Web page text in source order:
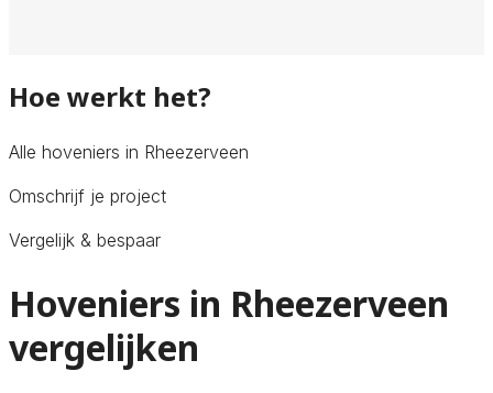
Hoe werkt het?
Alle hoveniers in Rheezerveen
Omschrijf je project
Vergelijk & bespaar
Hoveniers in Rheezerveen
vergelijken